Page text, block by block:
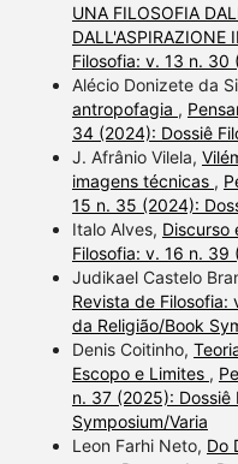
UNA FILOSOFIA
DALL'ASPIRAZIONE
Filosofia: v. 13 n. 30
Alécio Donizete da
antropofagia ,
34 (2024): Dossiê
J. Afrânio Vilela,
imagens técnicas ,
15 n. 35 (2024):
Italo Alves, Discurso
Filosofia: v. 16 n. 39
Judikael Castelo
Revista de Filosofia:
da Religião/Book
Denis Coitinho,
Escopo e Limites ,
n. 37 (2025): Dossiê
Symposium/Varia
Leon Farhi Neto, Do